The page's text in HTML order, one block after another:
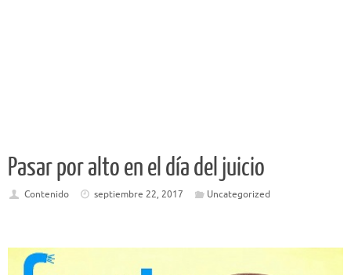
Pasar por alto en el día del juicio
Contenido septiembre 22, 2017 Uncategorized